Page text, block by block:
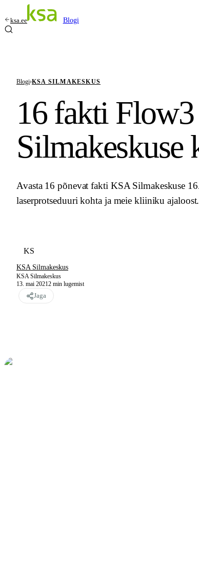
ksa.ee Blogi
Blogi›KSA SILMAKESKUS
16 fakti
Silmakeskuse
Avasta 16 põnevat fakti KSA Silmakeskuse
laserprotseduuri kohta ja meie kliiniku ajaloost.
KS
KSA Silmakeskus
KSA Silmakeskus
13. mai 20212 min lugemist
Jaga